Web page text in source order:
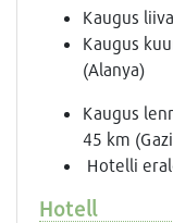
Kaugus
Kaugus
(Alanya)
Kaugus
45 km
Hotelli
Hotell